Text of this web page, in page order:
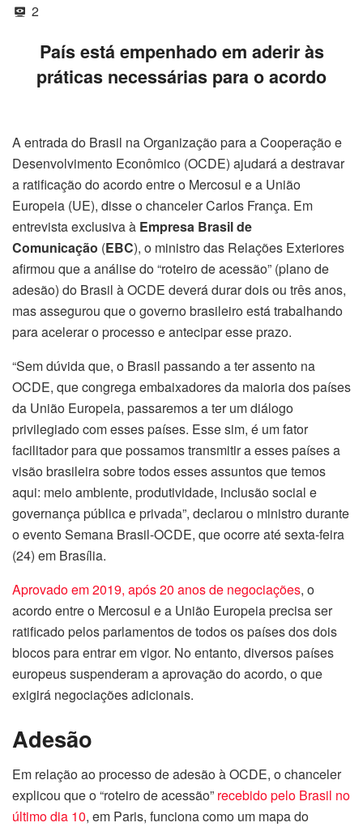
2
País está empenhado em aderir às
práticas necessárias para o acordo
A entrada do Brasil na Organização para a Cooperação e
Desenvolvimento Econômico (OCDE) ajudará a destravar
a ratificação do acordo entre o Mercosul e a União
Europeia (UE), disse o chanceler Carlos França. Em
entrevista exclusiva à Empresa Brasil de
Comunicação (EBC), o ministro das Relações Exteriores
afirmou que a análise do “roteiro de acessão” (plano de
adesão) do Brasil à OCDE deverá durar dois ou três anos,
mas assegurou que o governo brasileiro está trabalhando
para acelerar o processo e antecipar esse prazo.
“Sem dúvida que, o Brasil passando a ter assento na
OCDE, que congrega embaixadores da maioria dos países
da União Europeia, passaremos a ter um diálogo
privilegiado com esses países. Esse sim, é um fator
facilitador para que possamos transmitir a esses países a
visão brasileira sobre todos esses assuntos que temos
aqui: meio ambiente, produtividade, inclusão social e
governança pública e privada”, declarou o ministro durante
o evento Semana Brasil-OCDE, que ocorre até sexta-feira
(24) em Brasília.
Aprovado em 2019, após 20 anos de negociações, o
acordo entre o Mercosul e a União Europeia precisa ser
ratificado pelos parlamentos de todos os países dos dois
blocos para entrar em vigor. No entanto, diversos países
europeus suspenderam a aprovação do acordo, o que
exigirá negociações adicionais.
Adesão
Em relação ao processo de adesão à OCDE, o chanceler
explicou que o “roteiro de acessão” recebido pelo Brasil no
último dia 10, em Paris, funciona como um mapa do